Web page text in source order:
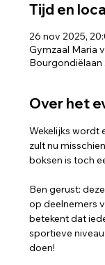
Tijd en
26 nov 2025,
Gymzaal Maria
Bourgondiëlaan
Over het
Wekelijks wordt
zult nu
boksen is toch
Ben gerust:
op deelnemers
betekent dat
sportieve
doen!